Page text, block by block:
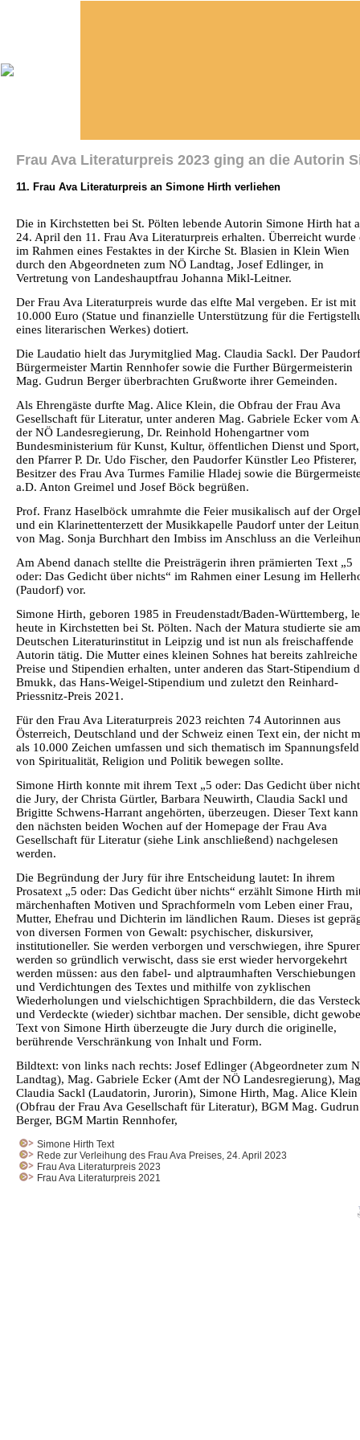
Frau Ava Literaturpreis 2023 ging an die Autorin
11. Frau Ava Literaturpreis an Simone Hirth verliehen
Die in Kirchstetten bei St. Pölten lebende Autorin Simone Hirth hat
24. April den 11. Frau Ava Literaturpreis erhalten. Überreicht wurde
im Rahmen eines Festaktes in der Kirche St. Blasien in Klein Wien
durch den Abgeordneten zum NÖ Landtag, Josef Edlinger, in
Vertretung von Landeshauptfrau Johanna Mikl-Leitner.
Der Frau Ava Literaturpreis wurde das elfte Mal vergeben. Er ist mit
10.000 Euro (Statue und finanzielle Unterstützung für die
eines literarischen Werkes) dotiert.
Die Laudatio hielt das Jurymitglied Mag. Claudia Sackl. Der
Bürgermeister Martin Rennhofer sowie die Further Bürgermeisterin
Mag. Gudrun Berger überbrachten Grußworte ihrer Gemeinden.
Als Ehrengäste durfte Mag. Alice Klein, die Obfrau der Frau Ava
Gesellschaft für Literatur, unter anderen Mag. Gabriele Ecker vom
der NÖ Landesregierung, Dr. Reinhold Hohengartner vom
Bundesministerium für Kunst, Kultur, öffentlichen Dienst und Sport,
den Pfarrer P. Dr. Udo Fischer, den Paudorfer Künstler Leo Pfisterer,
Besitzer des Frau Ava Turmes Familie Hladej sowie die
a.D. Anton Greimel und Josef Böck begrüßen.
Prof. Franz Haselböck umrahmte die Feier musikalisch auf der Orgel
und ein Klarinettenterzett der Musikkapelle Paudorf unter der
von Mag. Sonja Burchhart den Imbiss im Anschluss an die
Am Abend danach stellte die Preisträgerin ihren prämierten Text „5
oder: Das Gedicht über nichts“ im Rahmen einer Lesung im
(Paudorf) vor.
Simone Hirth, geboren 1985 in Freudenstadt/Baden-Württemberg,
heute in Kirchstetten bei St. Pölten. Nach der Matura studierte sie am
Deutschen Literaturinstitut in Leipzig und ist nun als freischaffende
Autorin tätig. Die Mutter eines kleinen Sohnes hat bereits zahlreiche
Preise und Stipendien erhalten, unter anderen das Start-Stipendium
Bmukk, das Hans-Weigel-Stipendium und zuletzt den Reinhard-
Priessnitz-Preis 2021.
Für den Frau Ava Literaturpreis 2023 reichten 74 Autorinnen aus
Österreich, Deutschland und der Schweiz einen Text ein, der nicht
als 10.000 Zeichen umfassen und sich thematisch im Spannungsfeld
von Spiritualität, Religion und Politik bewegen sollte.
Simone Hirth konnte mit ihrem Text „5 oder: Das Gedicht über
die Jury, der Christa Gürtler, Barbara Neuwirth, Claudia Sackl und
Brigitte Schwens-Harrant angehörten, überzeugen. Dieser Text
den nächsten beiden Wochen auf der Homepage der Frau Ava
Gesellschaft für Literatur (siehe Link anschließend) nachgelesen
werden.
Die Begründung der Jury für ihre Entscheidung lautet: In ihrem
Prosatext „5 oder: Das Gedicht über nichts“ erzählt Simone Hirth
märchenhaften Motiven und Sprachformeln vom Leben einer Frau,
Mutter, Ehefrau und Dichterin im ländlichen Raum. Dieses ist
von diversen Formen von Gewalt: psychischer, diskursiver,
institutioneller. Sie werden verborgen und verschwiegen, ihre
werden so gründlich verwischt, dass sie erst wieder hervorgekehrt
werden müssen: aus den fabel- und alptraumhaften Verschiebungen
und Verdichtungen des Textes und mithilfe von zyklischen
Wiederholungen und vielschichtigen Sprachbildern, die das
und Verdeckte (wieder) sichtbar machen. Der sensible, dicht
Text von Simone Hirth überzeugte die Jury durch die originelle,
berührende Verschränkung von Inhalt und Form.
Bildtext: von links nach rechts: Josef Edlinger (Abgeordneter zum
Landtag), Mag. Gabriele Ecker (Amt der NÖ Landesregierung),
Claudia Sackl (Laudatorin, Jurorin), Simone Hirth, Mag. Alice Klein
(Obfrau der Frau Ava Gesellschaft für Literatur), BGM Mag. Gudrun
Berger, BGM Martin Rennhofer,
Simone Hirth Text
Rede zur Verleihung des Frau Ava Preises, 24. April 2023
Frau Ava Literaturpreis 2023
Frau Ava Literaturpreis 2021